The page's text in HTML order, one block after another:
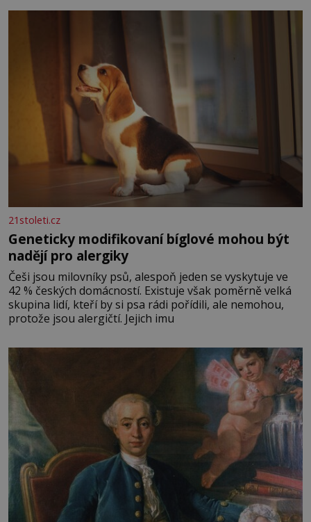
povaze, ale i v potřebách naší pokožky. Ohnivá znamení
Ženy narozené ve znamení Berana, Lva a Střelce v sobě
nesou žár, odvahu a neutuchající elán. Vaše
21stoleti.cz
Geneticky modifikovaní bíglové mohou být
nadějí pro alergiky
Češi jsou milovníky psů, alespoň jeden se vyskytuje ve
42 % českých domácností. Existuje však poměrně velká
skupina lidí, kteří by si psa rádi pořídili, ale nemohou,
protože jsou alergičtí. Jejich imu